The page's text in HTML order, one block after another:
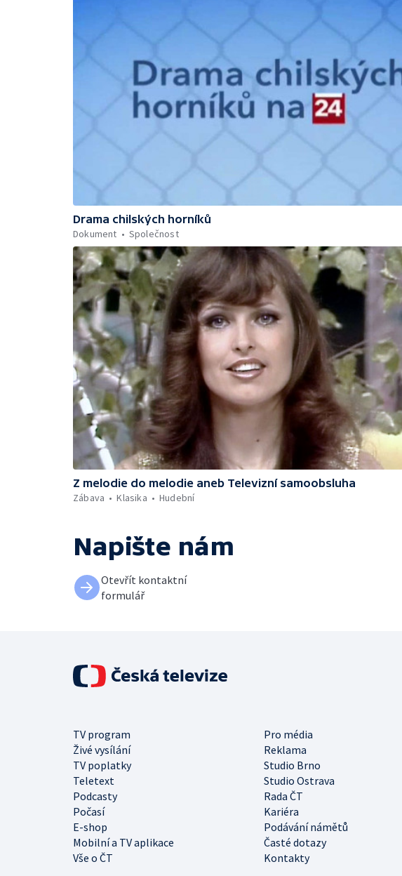
Drama chilských horníků
Dokument
Společnost
Z melodie do melodie aneb Televizní samoobsluha
Zábava
Klasika Hudební
Napište nám
Otevřít kontaktní
formulář
TV program
Pro média
Živé vysílání
Reklama
TV poplatky
Studio Brno
Teletext
Studio Ostrava
Podcasty
Rada ČT
Počasí
Kariéra
E-shop
Podávání námětů
Mobilní a TV aplikace
Časté dotazy
Vše o ČT
Kontakty